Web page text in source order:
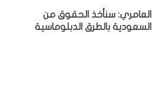
العامري: سنأخذ الحقوق من
السعودية بالطرق الدبلوماسية